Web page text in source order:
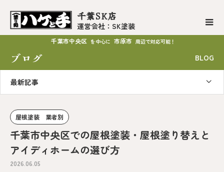
千葉SK店
運営会社：SK塗装
千葉市中央区 を中心に 市原市 周辺で対応可能！
ブログ BLOG
最新記事
屋根塗装 業者別
千葉市中央区での屋根塗装・屋根塗り替えと
アイディホームの選び方
2026.06.05